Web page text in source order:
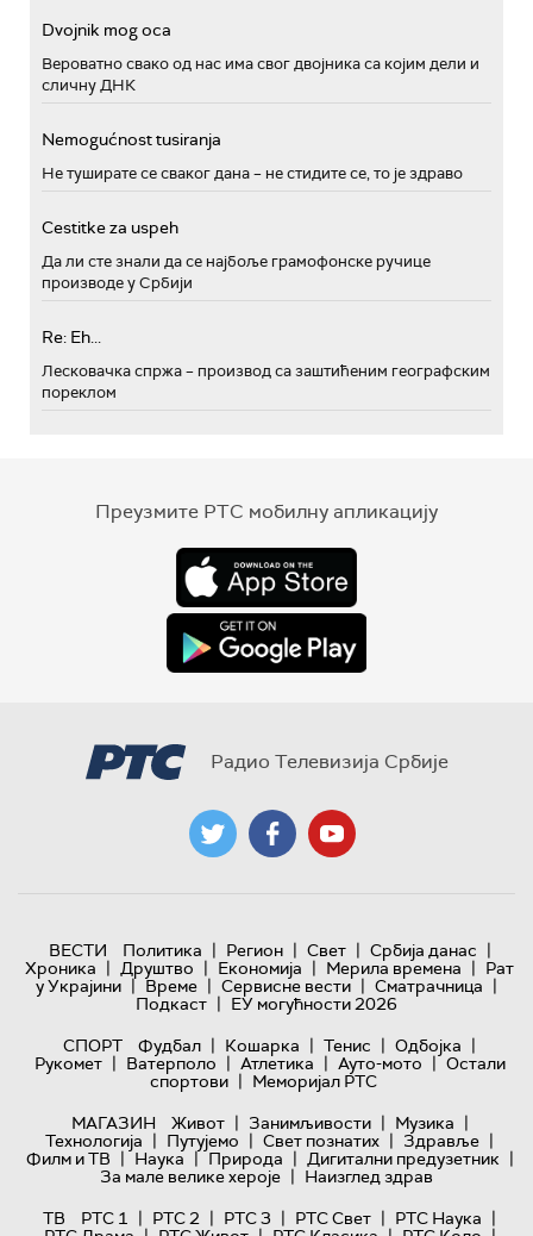
Dvojnik mog oca
Вероватно свако од нас има свог двојника са којим дели и
сличну ДНК
Nemogućnost tusiranja
Не туширате се сваког дана – не стидите се, то је здраво
Cestitke za uspeh
Да ли сте знали да се најбоље грамофонске ручице
производе у Србији
Re: Eh...
Лесковачка спржа – производ са заштићеним географским
пореклом
Преузмите РТС мобилну апликацију
Радио Телевизија Србије
ВЕСТИ Политика | Регион | Свет | Србија данас |
Хроника | Друштво | Економија | Мерила времена | Рат
у Украјини | Време | Сервисне вести | Сматрачница |
Подкаст | ЕУ могућности 2026
СПОРТ
Фудбал | Кошарка | Тенис | Одбојка |
Рукомет | Ватерполо | Атлетика | Ауто-мото | Остали
спортови | Меморијал РТС
МАГАЗИН
Живот | Занимљивости | Музика |
Технологијa | Путујемо | Свет познатих | Здравље |
Филм и ТВ | Наука | Природа | Дигитални предузетник |
За мале велике хероје | Наизглед здрав
ТВ
РТС 1 | РТС 2 | РТС 3 | РТС Свет | РТС Наука |